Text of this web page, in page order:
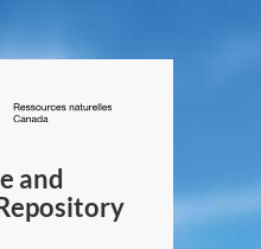
/
Canada
and